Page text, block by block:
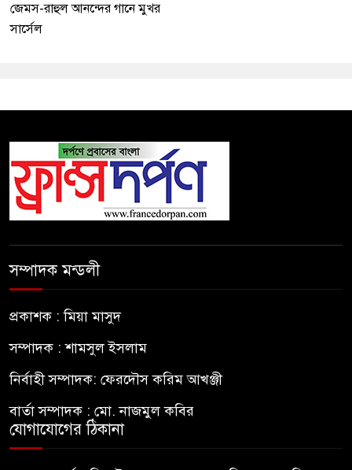
জেমস-রাহুল আনন্দের গানে মুখর
সার্সেল
সম্পাদক মন্ডলী
প্রকাশক : মিয়া মাসুদ
সম্পাদক : শামসুল ইসলাম
নির্বাহী সম্পাদক: ফেরদৌস করিম আখঞ্জী
বার্তা সম্পাদক : মো. নাজমুল কবির
যোগাযোগের ঠিকানা